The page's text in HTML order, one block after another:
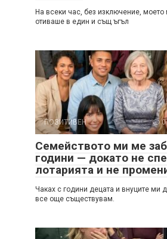
На всеки час, без изключение, моето
отиваше в един и същ ъгъл
ПОЗИТИВЕН 0
Семейството ми ме
години — докато не
лотарията и не
Чаках с години децата и внуците ми
все още съществувам.